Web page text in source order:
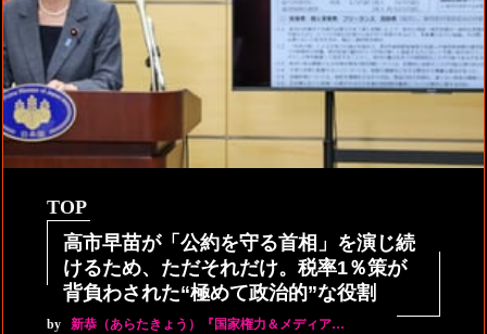
TOP
高市早苗が「公約を守る首相」を演じ続
けるため、ただそれだけ。税率1％策が
背負わされた“極めて政治的”な役割
by 新恭（あらたきょう）『国家権力＆メディア…